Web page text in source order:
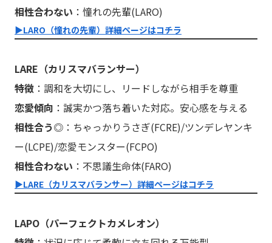
相性合わない ：憧れの先輩(LARO)
▶︎LARO（憧れの先輩）詳細ページはコチラ
LARE（カリスマバランサー）
特徴 ：調和を大切にし、リードしながら相手を尊重
恋愛傾向 ：誠実かつ落ち着いた対応。安心感を与える
相性合う◎ ：ちゃっかりうさぎ(FCRE)/ツンデレヤンキ
ー(LCPE)/恋愛モンスター(FCPO)
相性合わない ：不思議生命体(FARO)
▶︎LARE（カリスマバランサー）詳細ページはコチラ
LAPO（パーフェクトカメレオン）